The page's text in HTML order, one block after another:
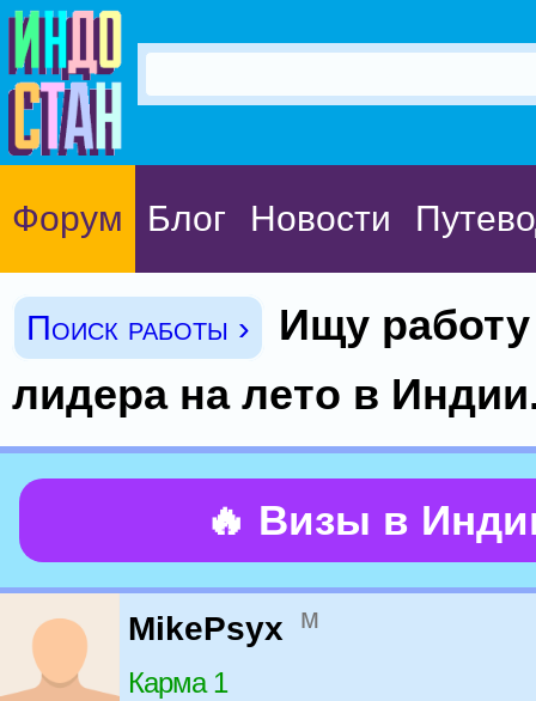
Форум Блог Новости
Поиск работы ›
Ищу
лидера на лето в
🔥 Визы в
MikePsyx м
Карма 1